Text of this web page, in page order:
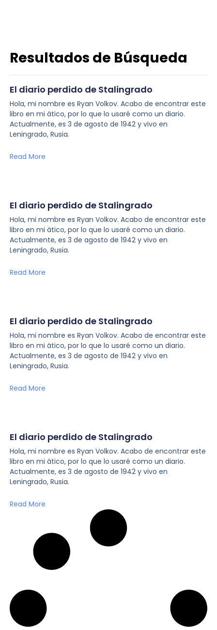
Resultados de Búsqueda
El diario perdido de Stalingrado
Hola, mi nombre es Ryan Volkov. Acabo de encontrar este
libro en mi ático, por lo que lo usaré como un diario.
Actualmente, es 3 de agosto de 1942 y vivo en
Leningrado, Rusia.
Read More
El diario perdido de Stalingrado
Hola, mi nombre es Ryan Volkov. Acabo de encontrar este
libro en mi ático, por lo que lo usaré como un diario.
Actualmente, es 3 de agosto de 1942 y vivo en
Leningrado, Rusia.
Read More
El diario perdido de Stalingrado
Hola, mi nombre es Ryan Volkov. Acabo de encontrar este
libro en mi ático, por lo que lo usaré como un diario.
Actualmente, es 3 de agosto de 1942 y vivo en
Leningrado, Rusia.
Read More
El diario perdido de Stalingrado
Hola, mi nombre es Ryan Volkov. Acabo de encontrar este
libro en mi ático, por lo que lo usaré como un diario.
Actualmente, es 3 de agosto de 1942 y vivo en
Leningrado, Rusia.
Read More